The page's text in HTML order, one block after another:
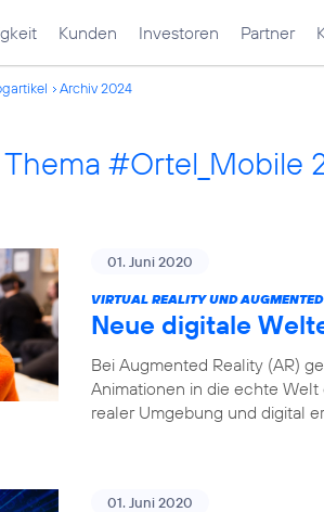
Kunden Investoren Partner
Archiv 2024
#Ortel_Mobile
01. Juni 2020
VIRTUAL REALITY UND
Neue digitale
Bei Augmented Reality (AR)
Animationen in die echte
realer Umgebung und digital
01. Juni 2020